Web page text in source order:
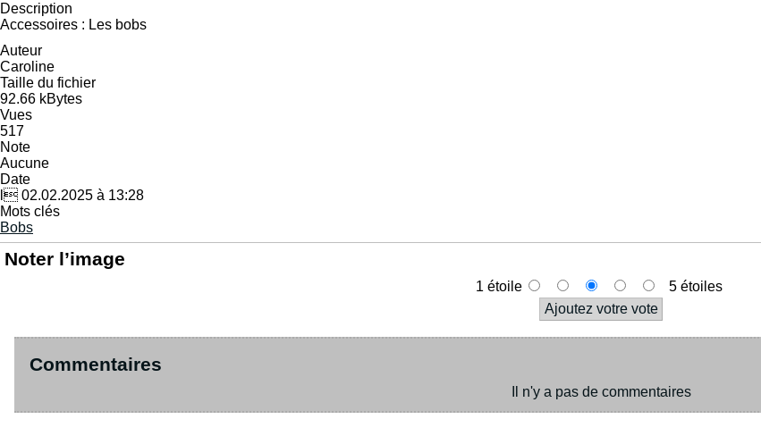
Description
Accessoires : Les bobs
Auteur
Caroline
Taille du fichier
92.66 kBytes
Vues
517
Note
Aucune
Date
l 02.02.2025 à 13:28
Mots clés
Bobs
Noter l’image
1 étoile 5 étoiles
Commentaires
Il n'y a pas de commentaires